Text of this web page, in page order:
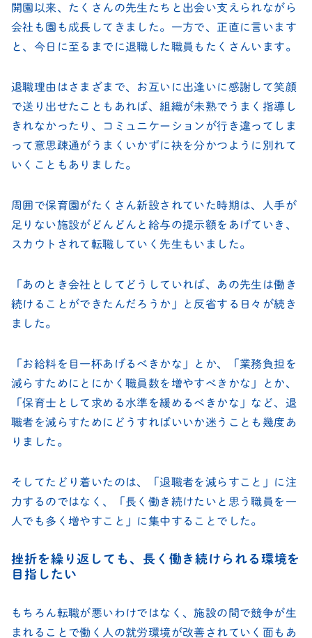
開園以来、たくさんの先生たちと出会い支えられながら
会社も園も成長してきました。一方で、正直に言います
と、今日に至るまでに退職した職員もたくさんいます。
退職理由はさまざまで、お互いに出逢いに感謝して笑顔
で送り出せたこともあれば、組織が未熟でうまく指導し
きれなかったり、コミュニケーションが行き違ってしま
って意思疎通がうまくいかずに袂を分かつように別れて
いくこともありました。
周囲で保育園がたくさん新設されていた時期は、人手が
足りない施設がどんどんと給与の提示額をあげていき、
スカウトされて転職していく先生もいました。
「あのとき会社としてどうしていれば、あの先生は働き
続けることができたんだろうか」と反省する日々が続き
ました。
「お給料を目一杯あげるべきかな」とか、「業務負担を
減らすためにとにかく職員数を増やすべきかな」とか、
「保育士として求める水準を緩めるべきかな」など、退
職者を減らすためにどうすればいいか迷うことも幾度あ
りました。
そしてたどり着いたのは、「退職者を減らすこと」に注
力するのではなく、「長く働き続けたいと思う職員を一
人でも多く増やすこと」に集中することでした。
挫折を繰り返しても、長く働き続けられる環境を
目指したい
もちろん転職が悪いわけではなく、施設の間で競争が生
まれることで働く人の就労環境が改善されていく面もあ